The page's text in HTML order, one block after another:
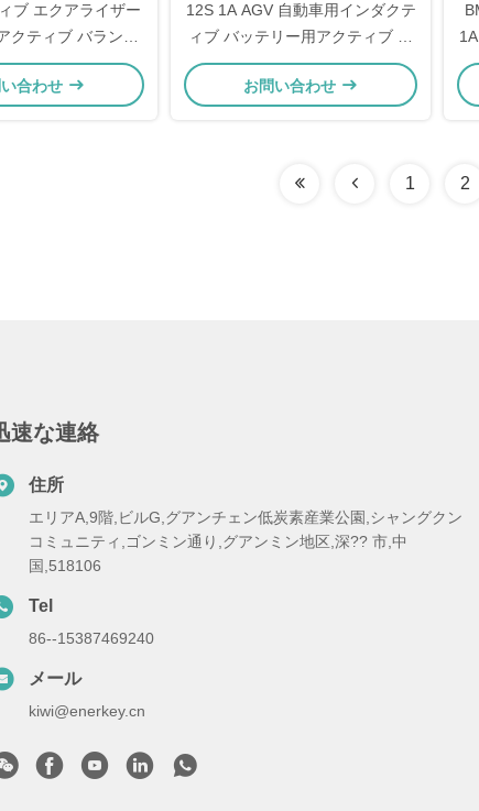
ブ エクアライザー
クティブ バランサ
バッテリー バラ
スボード
合わせ
12S 1A AGV 自動車用インダクテ
ィブ バッテリー用アクティブ バ
ランサー サポート カスケード用
アクティブ エクワライザー
お問い合わせ
4
1 2
速な連絡
住所
エリアA,9階,ビルG,グアンチェン低炭素産業公園,シャングクン
コミュニティ,ゴンミン通り,グアンミン地区,深?? 市,中
国,518106
Tel
86--15387469240
メール
kiwi@enerkey.cn